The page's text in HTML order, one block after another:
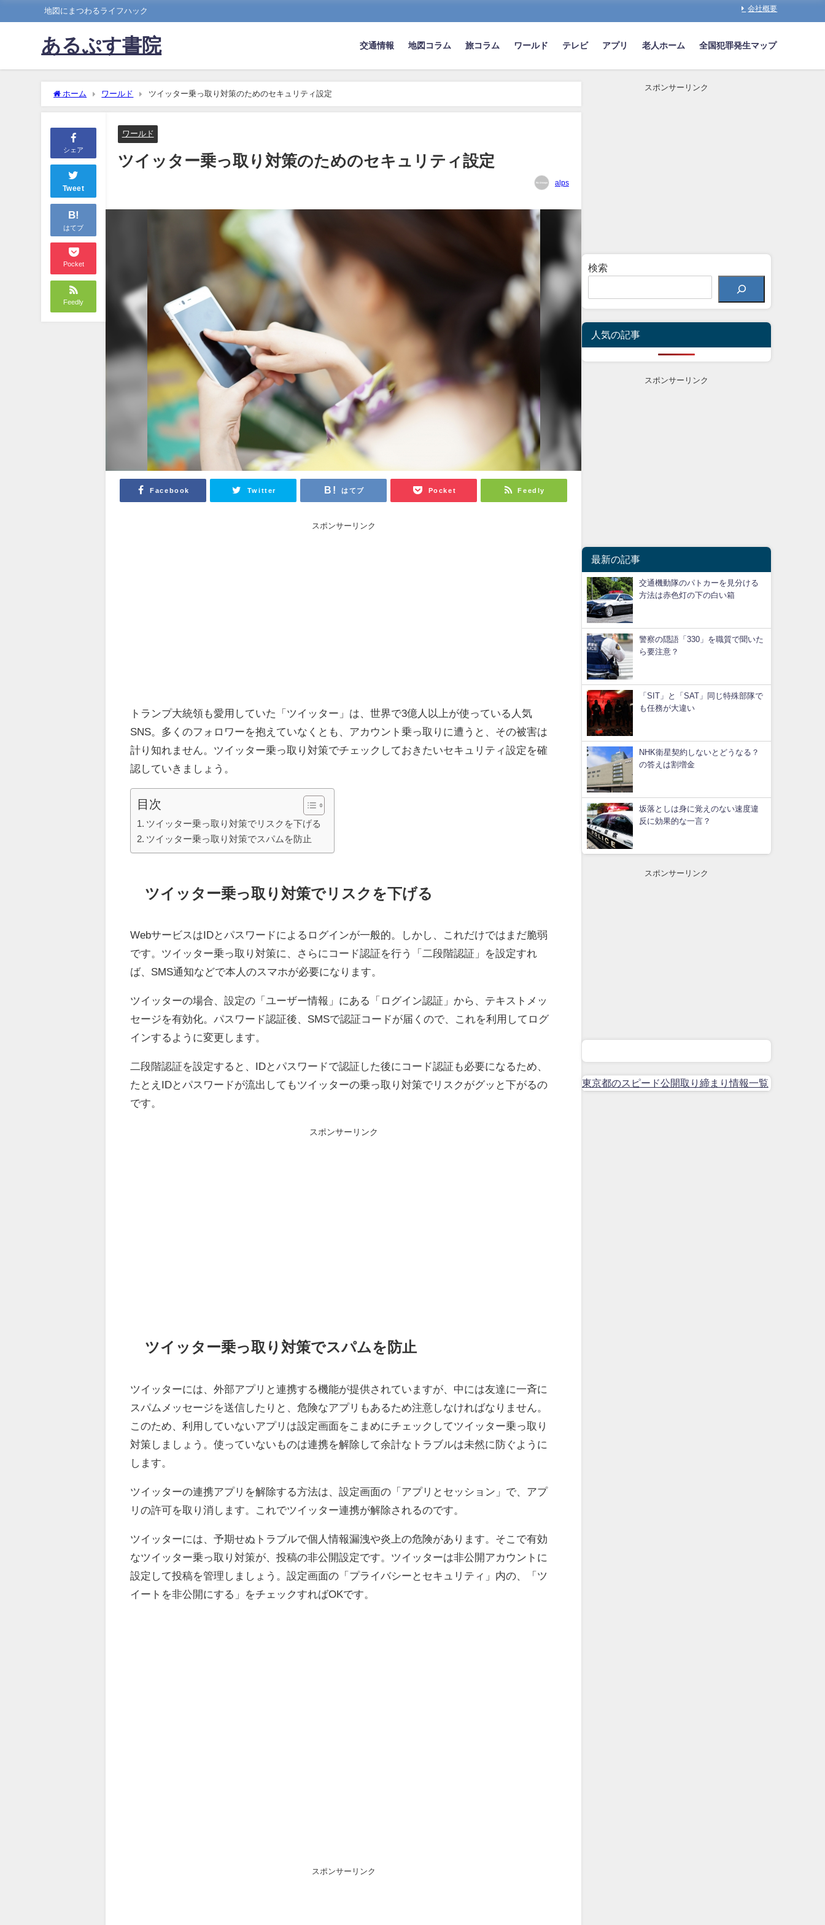
地図にまつわるライフハック 会社概要
あるぷす書院 交通情報 地図コラム 旅コラム ワールド テレビ アプリ 老人ホーム 全国犯罪発生マップ
ホーム ワールド ツイッター乗っ取り対策のためのセキュリティ設定
シェア
Tweet
B!
はてブ
Pocket
Feedly
ワールド
ツイッター乗っ取り対策のためのセキュリティ設定
alps
Facebook Twitter はてブ Pocket Feedly
スポンサーリンク
トランプ大統領も愛用していた「ツイッター」は、世界で3億人以上が使っている人気
SNS。多くのフォロワーを抱えていなくとも、アカウント乗っ取りに遭うと、その被害は
計り知れません。ツイッター乗っ取り対策でチェックしておきたいセキュリティ設定を確
認していきましょう。
目次
ツイッター乗っ取り対策でリスクを下げる
ツイッター乗っ取り対策でスパムを防止
ツイッター乗っ取り対策でリスクを下げる
WebサービスはIDとパスワードによるログインが一般的。しかし、これだけではまだ脆弱
です。ツイッター乗っ取り対策に、さらにコード認証を行う「二段階認証」を設定すれ
ば、SMS通知などで本人のスマホが必要になります。
ツイッターの場合、設定の「ユーザー情報」にある「ログイン認証」から、テキストメッ
セージを有効化。パスワード認証後、SMSで認証コードが届くので、これを利用してログ
インするように変更します。
二段階認証を設定すると、IDとパスワードで認証した後にコード認証も必要になるため、
たとえIDとパスワードが流出してもツイッターの乗っ取り対策でリスクがグッと下がるの
です。
スポンサーリンク
ツイッター乗っ取り対策でスパムを防止
ツイッターには、外部アプリと連携する機能が提供されていますが、中には友達に一斉に
スパムメッセージを送信したりと、危険なアプリもあるため注意しなければなりません。
このため、利用していないアプリは設定画面をこまめにチェックしてツイッター乗っ取り
対策しましょう。使っていないものは連携を解除して余計なトラブルは未然に防ぐように
します。
ツイッターの連携アプリを解除する方法は、設定画面の「アプリとセッション」で、アプ
リの許可を取り消します。これでツイッター連携が解除されるのです。
ツイッターには、予期せぬトラブルで個人情報漏洩や炎上の危険があります。そこで有効
なツイッター乗っ取り対策が、投稿の非公開設定です。ツイッターは非公開アカウントに
設定して投稿を管理しましょう。設定画面の「プライバシーとセキュリティ」内の、「ツ
イートを非公開にする」をチェックすればOKです。
スポンサーリンク
スポンサーリンク
検索
人気の記事
スポンサーリンク
最新の記事
交通機動隊のパトカーを見分ける
方法は赤色灯の下の白い箱
警察の隠語「330」を職質で聞いた
ら要注意？
「SIT」と「SAT」同じ特殊部隊で
も任務が大違い
NHK衛星契約しないとどうなる？
の答えは割増金
坂落としは身に覚えのない速度違
反に効果的な一言？
スポンサーリンク
東京都のスピード公開取り締まり情報一覧